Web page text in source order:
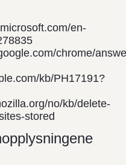
en-
chrome/
kb/PH17191?
no/kb/delete-
stored